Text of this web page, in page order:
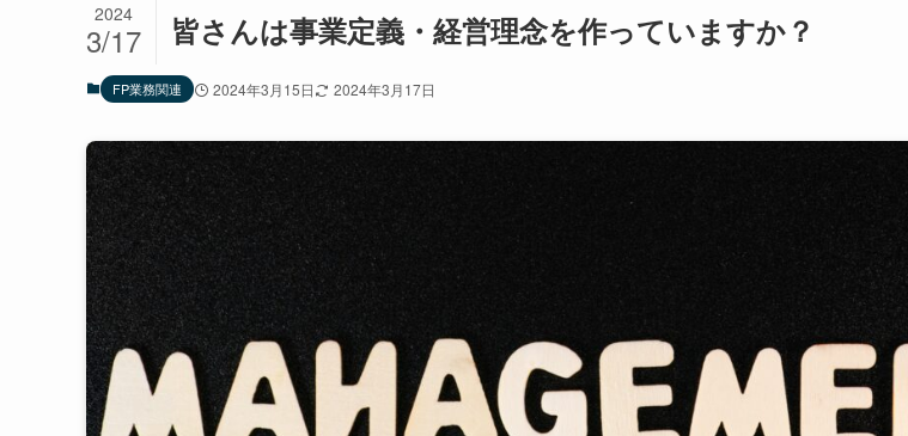
皆さんは事業定義・経営理念を作っていますか？
2024
3/17
FP業務関連 2024年3月15日 2024年3月17日